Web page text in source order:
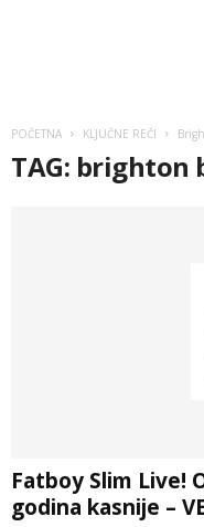
POČETNA KLJUČNE REČI
TAG: brighton
Fatboy Slim Live!
godina kasnije –